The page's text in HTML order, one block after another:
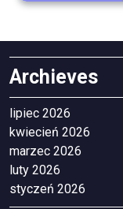
Archieves
lipiec 2026
kwiecień 2026
marzec 2026
luty 2026
styczeń 2026